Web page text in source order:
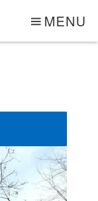
MENU